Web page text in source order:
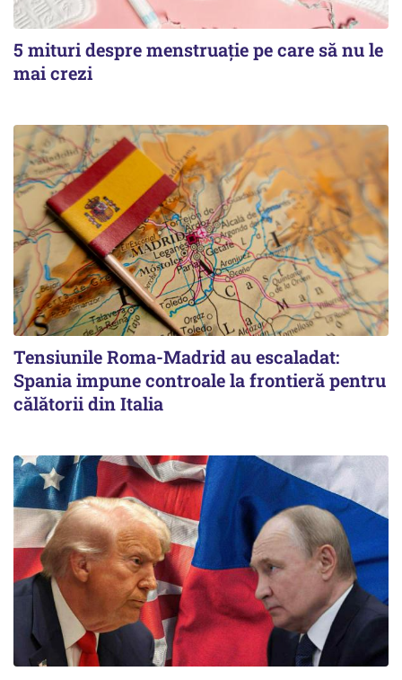
5 mituri despre menstruație pe care să nu le
mai crezi
Tensiunile Roma-Madrid au escaladat:
Spania impune controale la frontieră pentru
călătorii din Italia